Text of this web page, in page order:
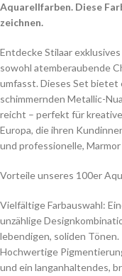
Aquarellfarben. Diese
zeichnen.
Entdecke Stilaar
sowohl atemberaubende
umfasst. Dieses Set bietet
schimmernden Metallic-
reicht – perfekt für
Europa, die ihren
und professionelle,
Vorteile unseres 100er
Vielfältige Farbauswahl:
unzählige
lebendigen, soliden Tönen.
Hochwertige
und ein langanhaltendes,